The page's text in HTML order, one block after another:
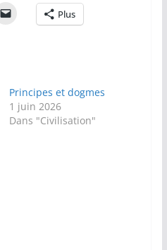
Plus
Principes et dogmes
1 juin 2026
Dans "Civilisation"